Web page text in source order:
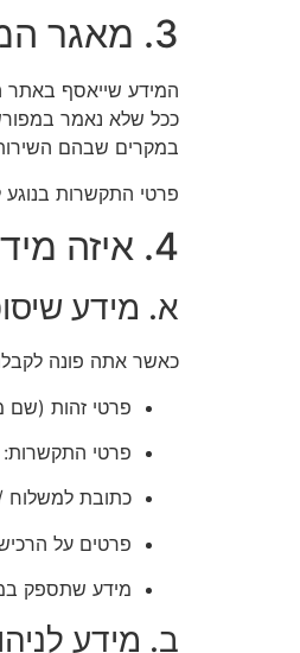
3. מאגר המידע של החברה
המידע שייאסף
ככל שלא נאמר
במקרים שבהם
פרטי התקשרות
4. איזה מידע נאסף אודותיי, כיצד ומדוע?
א. מידע
כאשר אתה פונה
פרטי זהות (שם
פרטי התקשרות:
כתובת למשלוח
פרטים על
מידע שתספק
ב. מידע